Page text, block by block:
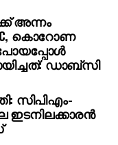
റാസ്ബെറി)
തുടങ്ങിയ
ഇവയില്‍
അന്നം
കൊറോണ
ഡാബ്സി
സിപിഎം-
ഇടനിലക്കാരന്‍